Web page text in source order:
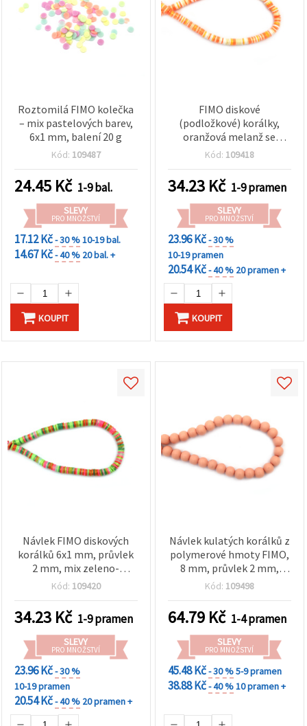
Roztomilá FIMO kolečka
– mix pastelových barev,
6x1 mm, balení 20 g
Kód: 109487
24.45 Kč 1-9 bal.
SLEVY
PRO MNOŽSTVÍ
17.12 Kč- 30 %10-19 bal.
14.67 Kč- 40 % 20 bal. +
KOUPIT
FIMO diskové
(podložkové) korálky,
oranžová melanž se
zlatavým pigmentem
průvlek 2 mm – ideální na
šperky, doplňky a DIY
tvoření, ~350 ks
Kód: 109418
34.23 Kč 1-9 pramen
SLEVY
PRO MNOŽSTVÍ
23.96 Kč- 30 %
10-19 pramen
20.54 Kč- 40 % 20 pramen +
KOUPIT
Návlek FIMO diskových
korálků 6x1 mm, průvlek
2 mm, mix zeleno-
růžových odstínů s
barvě, cca 350 ks
Kód: 109420
34.23 Kč 1-9 pramen
SLEVY
PRO MNOŽSTVÍ
23.96 Kč- 30 %
10-19 pramen
20.54 Kč- 40 % 20 pramen +
Návlek kulatých korálků z
polymerové hmoty FIMO,
8 mm, průvlek 2 mm,
lososová – 50 ks
Kód: 109498
64.79 Kč 1-4 pramen
SLEVY
PRO MNOŽSTVÍ
45.48 Kč- 30 %5-9 pramen
38.88 Kč- 40 %10 pramen +